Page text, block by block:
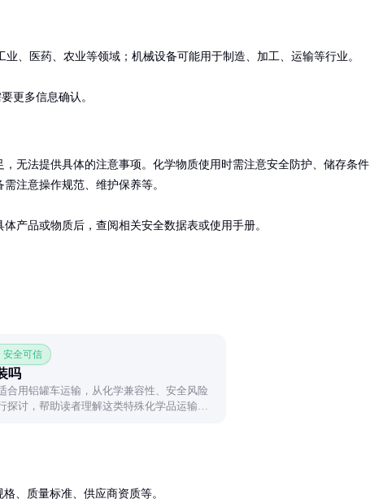
、医药、农业等领域；机械设备可能用于制造、加工、运输等行业。
更多信息确认。
，无法提供具体的注意事项。化学物质使用时需注意安全防护、储存条件
注意操作规范、维护保养等。
体产品或物质后，查阅相关安全数据表或使用手册。
安全可信
吗
合用铝罐车运输，从化学兼容性、安全风险
探讨，帮助读者理解这类特殊化学品运输的
、质量标准、供应商资质等。